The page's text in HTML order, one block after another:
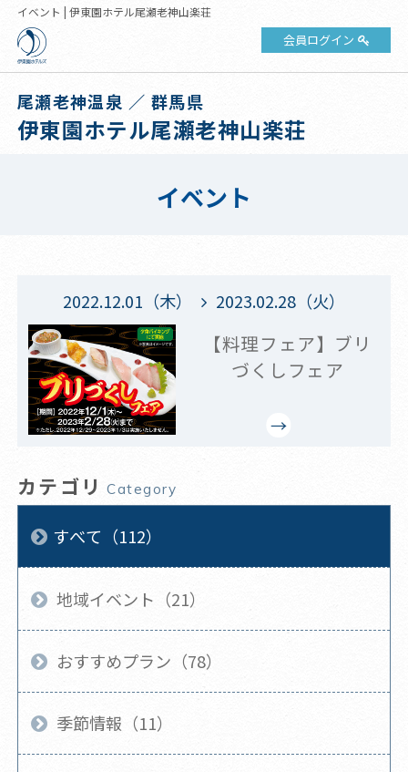
イベント | 伊東園ホテル尾瀬老神山楽荘
会員ログイン
尾瀬老神温泉 ／ 群馬県
伊東園ホテル尾瀬老神山楽荘
イベント
2022.12.01（木） 2023.02.28（火）
【料理フェア】ブリ
づくしフェア
カテゴリ Category
すべて（112）
地域イベント（21）
おすすめプラン（78）
季節情報（11）